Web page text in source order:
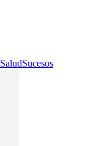
SaludSucesos